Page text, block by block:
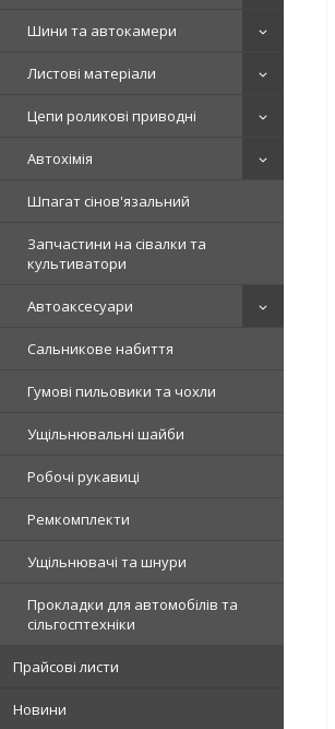
Шини та автокамери
Листові матеріали
Цепи роликові приводні
Автохімія
Шпагат сінов'язальний
Запчастини на сівалки та
культиватори
Автоаксесуари
Сальникове набиття
Гумові пильовики та чохли
Ущільнювальні шайби
Робочі рукавиці
Ремкомплекти
Ущільнювачі та шнури
Прокладки для автомобілів та
сільгосптехніки
Прайсові листи
Новини